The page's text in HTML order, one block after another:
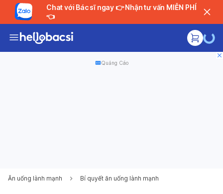
Chat với Bác sĩ ngay 👉 Nhận tư vấn MIỄN PHÍ
👈
Quảng Cáo
Ăn uống lành mạnh Bí quyết ăn uống lành mạnh